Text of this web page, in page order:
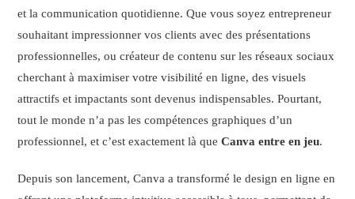
et la communication quotidienne. Que vous soyez entrepreneur
souhaitant impressionner vos clients avec des présentations
professionnelles, ou créateur de contenu sur les réseaux sociaux
cherchant à maximiser votre visibilité en ligne, des visuels
attractifs et impactants sont devenus indispensables. Pourtant,
tout le monde n’a pas les compétences graphiques d’un
professionnel, et c’est exactement là queCanva entre en jeu.
Depuis son lancement, Canva a transformé le design en ligne en